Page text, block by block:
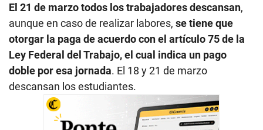
El 21 de marzo todos los trabajadores descansan,
aunque en caso de realizar labores, se tiene que
otorgar la paga de acuerdo con el artículo 75 de la
Ley Federal del Trabajo, el cual indica un pago
doble por esa jornada. El 18 y 21 de marzo
descansan los estudiantes.